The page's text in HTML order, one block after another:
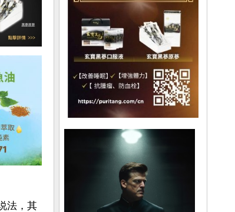
法，其